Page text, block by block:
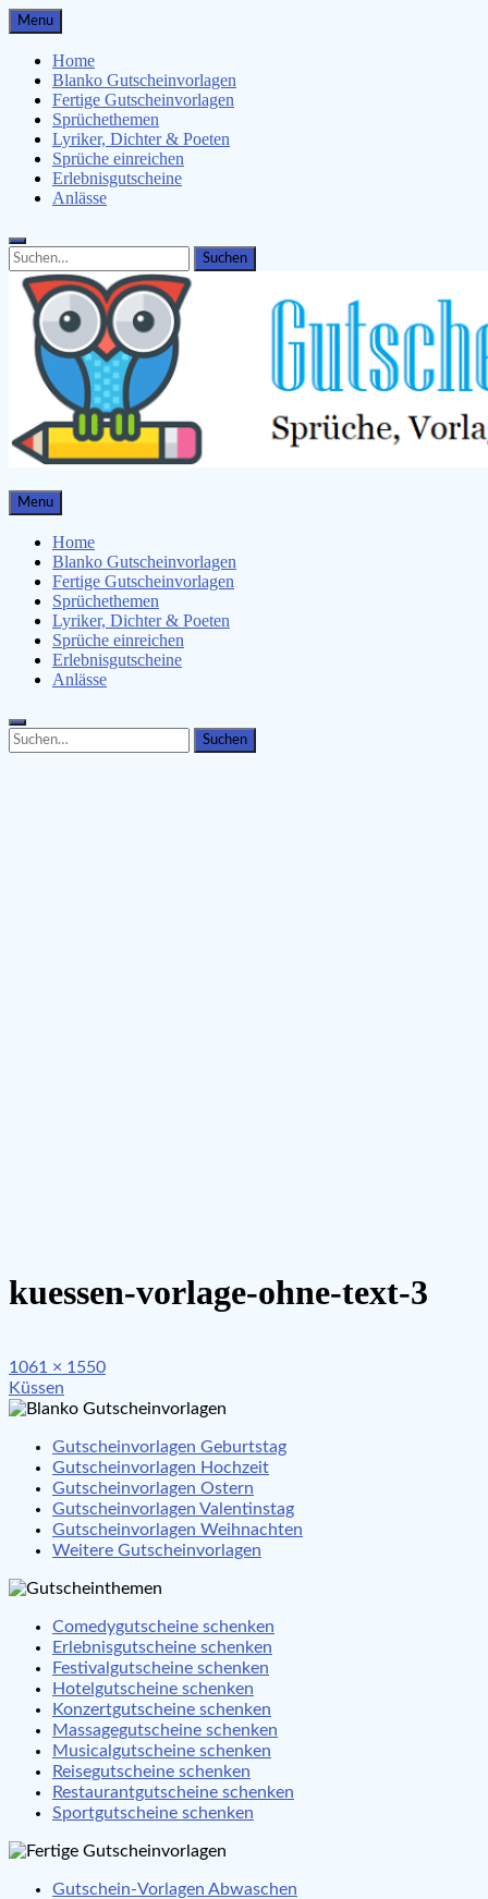
Skip
to
content
Menu
Home
Blanko Gutscheinvorlagen
Fertige Gutscheinvorlagen
Sprüchethemen
Lyriker, Dichter & Poeten
Sprüche einreichen
Erlebnisgutscheine
Anlässe
Search
for:
Search
Gutscheinspruch.de
Gutscheinsprüche & Gutscheinvorlagen finden
Menu
Home
Blanko Gutscheinvorlagen
Fertige Gutscheinvorlagen
Sprüchethemen
Lyriker, Dichter & Poeten
Sprüche einreichen
Erlebnisgutscheine
Anlässe
Search
for:
Search
kuessen-vorlage-ohne-text-3
Full
size
1061 × 1550
Beitragsnavigation
Küssen
Gutscheinvorlagen Geburtstag
Gutscheinvorlagen Hochzeit
Gutscheinvorlagen Ostern
Gutscheinvorlagen Valentinstag
Gutscheinvorlagen Weihnachten
Weitere Gutscheinvorlagen
Comedygutscheine schenken
Erlebnisgutscheine schenken
Festivalgutscheine schenken
Hotelgutscheine schenken
Konzertgutscheine schenken
Massagegutscheine schenken
Musicalgutscheine schenken
Reisegutscheine schenken
Restaurantgutscheine schenken
Sportgutscheine schenken
Gutschein-Vorlagen Abwaschen